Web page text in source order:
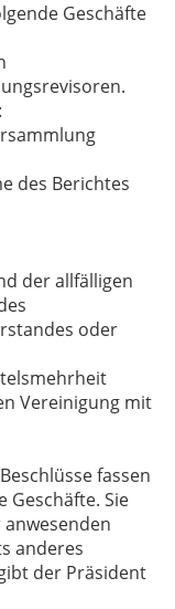
Geschäfte
des Berichtes
der allfälligen
oder
Vereinigung mit
fassen
Sie
anderes
der Präsident